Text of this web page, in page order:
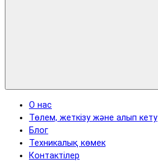
О нас
Төлем, жеткізу және алып кету
Блог
Техникалық көмек
Контактілер